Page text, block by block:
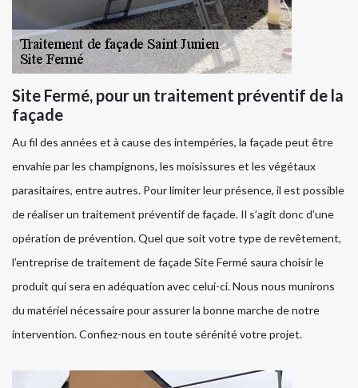
Site Fermé, pour un traitement préventif de la
façade
Au fil des années et à cause des intempéries, la façade peut être
envahie par les champignons, les moisissures et les végétaux
parasitaires, entre autres. Pour limiter leur présence, il est possible
de réaliser un traitement préventif de façade. Il s’agit donc d’une
opération de prévention. Quel que soit votre type de revêtement,
l’entreprise de traitement de façade Site Fermé saura choisir le
produit qui sera en adéquation avec celui-ci. Nous nous munirons
du matériel nécessaire pour assurer la bonne marche de notre
intervention. Confiez-nous en toute sérénité votre projet.